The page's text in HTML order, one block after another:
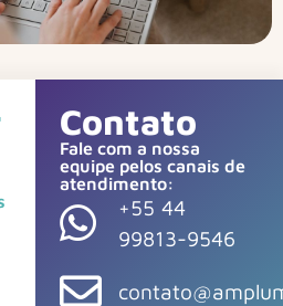
Contato
Fale com a nossa
equipe pelos canais de
atendimento:
+55 44
99813-9546